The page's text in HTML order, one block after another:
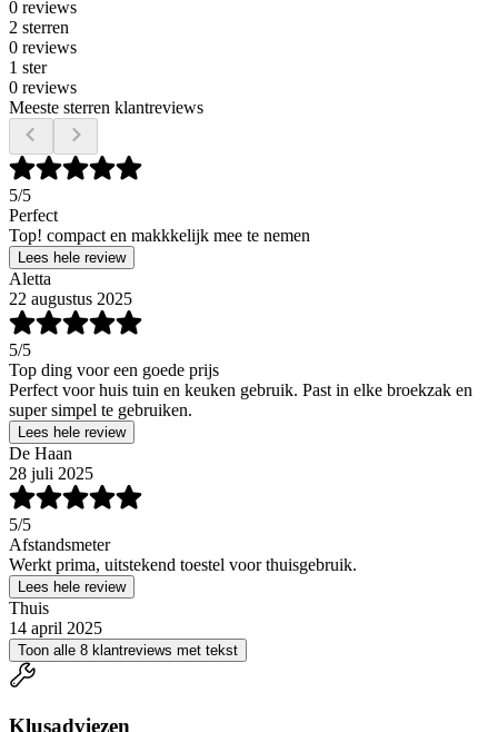
0 reviews
2 sterren
0 reviews
1 ster
0 reviews
Meeste sterren klantreviews
5/5
Perfect
Top! compact en makkkelijk mee te nemen
Lees hele review
Aletta
22 augustus 2025
5/5
Top ding voor een goede prijs
Perfect voor huis tuin en keuken gebruik. Past in elke broekzak en
super simpel te gebruiken.
Lees hele review
De Haan
28 juli 2025
5/5
Afstandsmeter
Werkt prima, uitstekend toestel voor thuisgebruik.
Lees hele review
Thuis
14 april 2025
Toon alle 8 klantreviews met tekst
Klusadviezen